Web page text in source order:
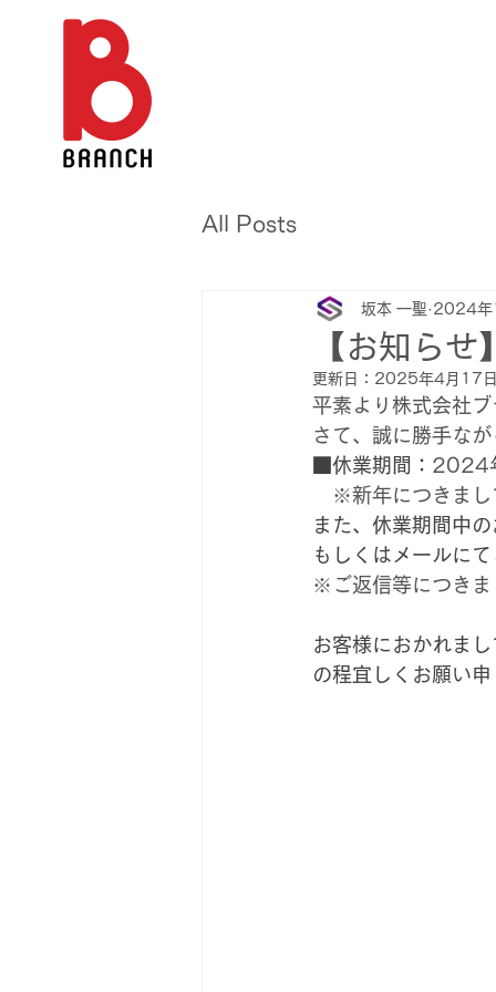
All Posts
【お知ら
坂本 一聖 2024年
更新日： 2025年4月17
平素より株式会社
さて、誠に勝手な
■休業期間： 2024
※新年につきまし
また、休業期間中
もしくはメールに
※ご返信等につき
お客様におかれま
の程宜しくお願い